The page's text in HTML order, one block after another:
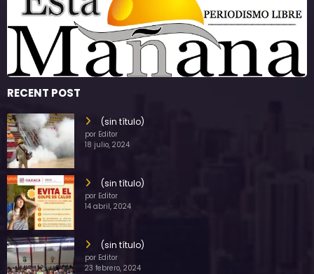
RECENT POST
(sin título)
por Editor
18 julio, 2024
(sin título)
por Editor
14 abril, 2024
(sin título)
por Editor
23 febrero, 2024